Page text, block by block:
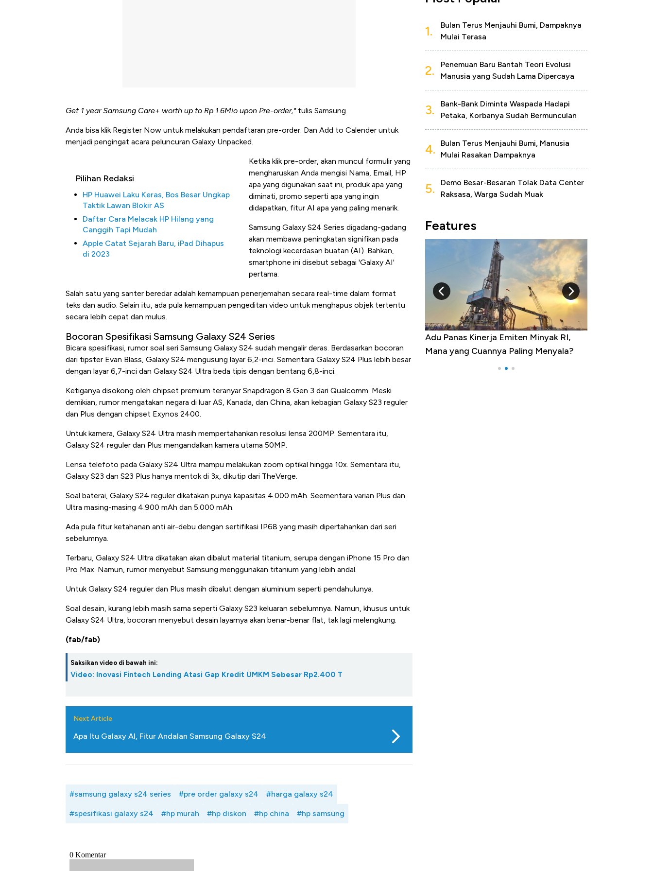
Get 1 year Samsung Care+ worth up to Rp 1.6Mio upon Pre-order,"tulis Samsung.
Anda bisa klik Register Now untuk melakukan pendaftaran pre-order. Dan Add to Calender untuk
menjadi pengingat acara peluncuran Galaxy Unpacked.
Pilihan Redaksi
HP Huawei Laku Keras, Bos Besar Ungkap
Taktik Lawan Blokir AS
Daftar Cara Melacak HP Hilang yang
Canggih Tapi Mudah
Apple Catat Sejarah Baru, iPad Dihapus
di 2023
Ketika klik pre-order, akan muncul formulir yang
mengharuskan Anda mengisi Nama, Email, HP
apa yang digunakan saat ini, produk apa yang
diminati, promo seperti apa yang ingin
didapatkan, fitur AI apa yang paling menarik.
Samsung Galaxy S24 Series digadang-gadang
akan membawa peningkatan signifikan pada
teknologi kecerdasan buatan (AI). Bahkan,
smartphone ini disebut sebagai 'Galaxy AI'
pertama.
Salah satu yang santer beredar adalah kemampuan penerjemahan secara real-time dalam format
teks dan audio. Selain itu, ada pula kemampuan pengeditan video untuk menghapus objek tertentu
secara lebih cepat dan mulus.
Bocoran Spesifikasi Samsung Galaxy S24 Series
Bicara spesifikasi, rumor soal seri Samsung Galaxy S24 sudah mengalir deras. Berdasarkan bocoran
dari tipster Evan Blass, Galaxy S24 mengusung layar 6,2-inci. Sementara Galaxy S24 Plus lebih besar
dengan layar 6,7-inci dan Galaxy S24 Ultra beda tipis dengan bentang 6,8-inci.
Ketiganya disokong oleh chipset premium teranyar Snapdragon 8 Gen 3 dari Qualcomm. Meski
demikian, rumor mengatakan negara di luar AS, Kanada, dan China, akan kebagian Galaxy S23 reguler
dan Plus dengan chipset Exynos 2400.
Untuk kamera, Galaxy S24 Ultra masih mempertahankan resolusi lensa 200MP. Sementara itu,
Galaxy S24 reguler dan Plus mengandalkan kamera utama 50MP.
Lensa telefoto pada Galaxy S24 Ultra mampu melakukan zoom optikal hingga 10x. Sementara itu,
Galaxy S23 dan S23 Plus hanya mentok di 3x, dikutip dari TheVerge.
Soal baterai, Galaxy S24 reguler dikatakan punya kapasitas 4.000 mAh. Seementara varian Plus dan
Ultra masing-masing 4.900 mAh dan 5.000 mAh.
Ada pula fitur ketahanan anti air-debu dengan sertifikasi IP68 yang masih dipertahankan dari seri
sebelumnya.
Terbaru, Galaxy S24 Ultra dikatakan akan dibalut material titanium, serupa dengan iPhone 15 Pro dan
Pro Max. Namun, rumor menyebut Samsung menggunakan titanium yang lebih andal.
Untuk Galaxy S24 reguler dan Plus masih dibalut dengan aluminium seperti pendahulunya.
Soal desain, kurang lebih masih sama seperti Galaxy S23 keluaran sebelumnya. Namun, khusus untuk
Galaxy S24 Ultra, bocoran menyebut desain layarnya akan benar-benar flat, tak lagi melengkung.
(fab/fab)
Saksikan video di bawah ini:
Video: Inovasi Fintech Lending Atasi Gap Kredit UMKM Sebesar Rp2.400 T
Next Article
Apa Itu Galaxy AI, Fitur Andalan Samsung Galaxy S24
#samsung galaxy s24 series #pre order galaxy s24 #harga galaxy s24
#spesifikasi galaxy s24 #hp murah #hp diskon #hp china #hp samsung
1.
Bulan Terus Menjauhi Bumi, Dampaknya
Mulai Terasa
2.
Penemuan Baru Bantah Teori Evolusi
Manusia yang Sudah Lama Dipercaya
3.
Bank-Bank Diminta Waspada Hadapi
Petaka, Korbanya Sudah Bermunculan
4.
Bulan Terus Menjauhi Bumi, Manusia
Mulai Rasakan Dampaknya
5.
Demo Besar-Besaran Tolak Data Center
Raksasa, Warga Sudah Muak
Features
Kongo Tutup Keran Ekspor, Harga
Tembaga Terbang ke Zona Berbahaya
Adu Panas Kinerja Emiten Minyak RI,
Mana yang Cuannya Paling Menyala?
10 Provinsi dengan
Pengangguran